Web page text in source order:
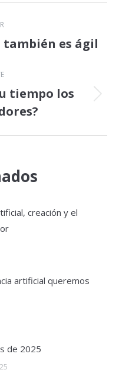
es ágil
tiempo los
creación y el
artificial queremos
de 2025